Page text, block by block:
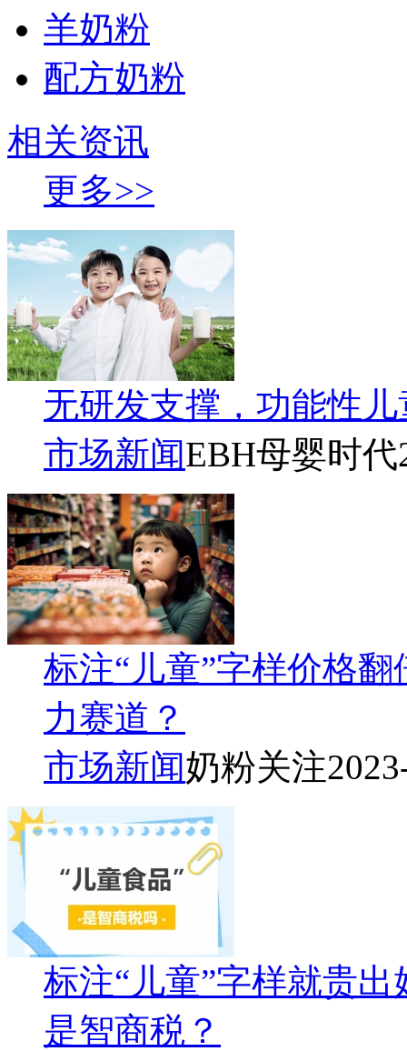
羊奶粉
配方奶粉
相关资讯
更多>>
无研发支撑，功能性
市场新闻EBH母婴时代
标注“儿童”字样价格
力赛道？
市场新闻奶粉关注
标注“儿童”字样就贵
是智商税？